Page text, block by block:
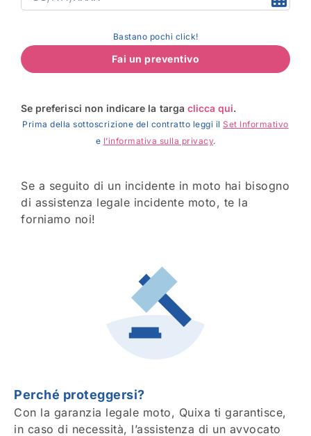
Bastano pochi click!
Fai un preventivo
Se preferisci non indicare la targa clicca qui.
Prima della sottoscrizione del contratto leggi il Set Informativo
e l’informativa sulla privacy.
Se a seguito di un incidente in moto hai bisogno
di assistenza legale incidente moto, te la
forniamo noi!
Perché proteggersi?
Con la garanzia legale moto, Quixa ti garantisce,
in caso di necessità, l’assistenza di un avvocato